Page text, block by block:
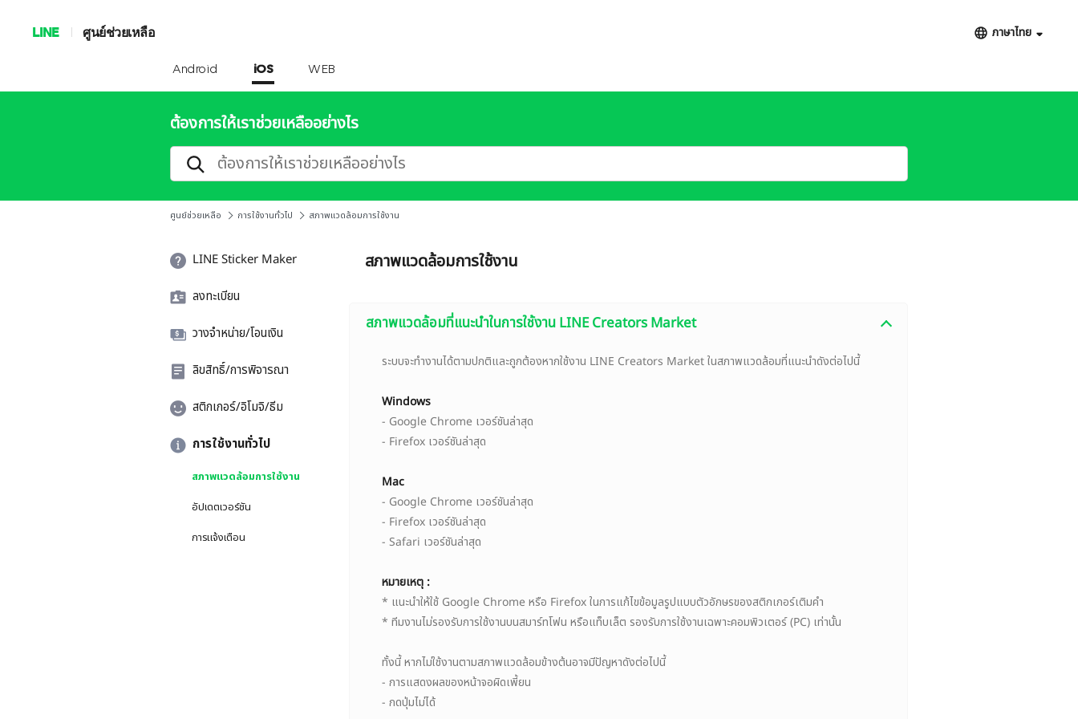
LINE ศูนย์ช่วยเหลือ ภาษาไทย
Android iOS WEB
ต้องการให้เราช่วยเหลืออย่างไร
ศูนย์ช่วยเหลือ การใช้งานทั่วไป สภาพแวดล้อมการใช้งาน
LINE Sticker Maker
ลงทะเบียน
วางจำหน่าย/โอนเงิน
ลิขสิทธิ์/การพิจารณา
สติกเกอร์/อิโมจิ/ธีม
การใช้งานทั่วไป
สภาพแวดล้อมการใช้งาน
อัปเดตเวอร์ชัน
การแจ้งเตือน
สภาพแวดล้อมการใช้งาน
สภาพแวดล้อมที่แนะนำในการใช้งาน LINE Creators Market
ระบบจะทำงานได้ตามปกติและถูกต้องหากใช้งาน LINE Creators Market ในสภาพแวดล้อมที่แนะนำดังต่อไปนี้
Windows
- Google Chrome เวอร์ชันล่าสุด
- Firefox เวอร์ชันล่าสุด
Mac
- Google Chrome เวอร์ชันล่าสุด
- Firefox เวอร์ชันล่าสุด
- Safari เวอร์ชันล่าสุด
หมายเหตุ :
* แนะนำให้ใช้ Google Chrome หรือ Firefox ในการแก้ไขข้อมูลรูปแบบตัวอักษรของสติกเกอร์เติมคำ
* ทีมงานไม่รองรับการใช้งานบนสมาร์ทโฟน หรือแท็บเล็ต รองรับการใช้งานเฉพาะคอมพิวเตอร์ (PC) เท่านั้น
ทั้งนี้ หากไม่ใช้งานตามสภาพแวดล้อมข้างต้นอาจมีปัญหาดังต่อไปนี้
- การแสดงผลของหน้าจอผิดเพี้ยน
- กดปุ่มไม่ได้
ตกลง